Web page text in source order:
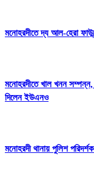
মনোহরদীতে দ্য আল-হেরা
মনোহরদীতে খাল খনন সম্পন্ন,
দিলেন ইউএনও
মনোহরদী থানায় পুলিশ